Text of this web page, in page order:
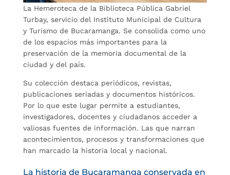
La Hemeroteca de la Biblioteca Pública Gabriel
Turbay, servicio del Instituto Municipal de Cultura
y Turismo de Bucaramanga. Se consolida como uno
de los espacios más importantes para la
preservación de la memoria documental de la
ciudad y del país.
Su colección destaca periódicos, revistas,
publicaciones seriadas y documentos históricos.
Por lo que este lugar permite a estudiantes,
investigadores, docentes y ciudadanos acceder a
valiosas fuentes de información. Las que narran
acontecimientos, procesos y transformaciones que
han marcado la historia local y nacional.
La historia de Bucaramanga conservada en